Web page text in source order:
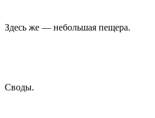
Здесь же — небольшая пещера.
Своды.